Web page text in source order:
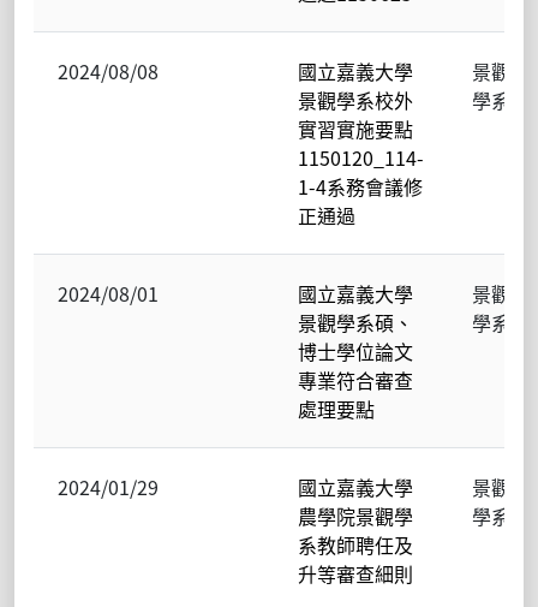
2024/08/08
國立嘉義大學
景觀學系校外
實習實施要點
1150120_114-
1-4系務會議修
正通過
景觀
學系
2024/08/01
國立嘉義大學
景觀學系碩、
博士學位論文
專業符合審查
處理要點
景觀
學系
2024/01/29
國立嘉義大學
農學院景觀學
系教師聘任及
升等審查細則
景觀
學系